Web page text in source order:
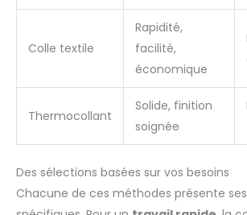
Colle textile
Rapidité,
facilité,
économique
Thermocollant
Solide, finition
soignée
Des sélections basées sur vos besoins
Chacune de ces méthodes présente